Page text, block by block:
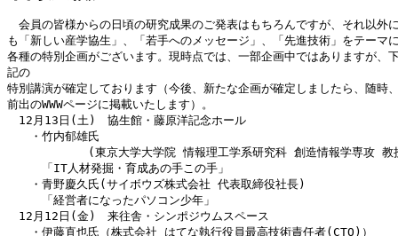
会員の皆様からの日頃の研究成果のご発表はもちろんですが、それ以外に
も「新しい産学協生」、「若手へのメッセージ」、「先進技術」をテーマに
各種の特別企画がございます。現時点では、一部企画中ではありますが、
記の
特別講演が確定しております（今後、新たな企画が確定しましたら、随時、
前出のWWWページに掲載いたします）。
12月13日(土)　協生館・藤原洋記念ホール
・竹内郁雄氏
(東京大学大学院 情報理工学系研究科 創造情報学専攻 教
「IT人材発掘・育成あの手この手」
・青野慶久氏(サイボウズ株式会社 代表取締役社長)
「経営者になったパソコン少年」
12月12日(金)　来往舎・シンポジウムスペース
・伊藤直也氏（株式会社 はてな執行役員最高技術責任者(CTO)）